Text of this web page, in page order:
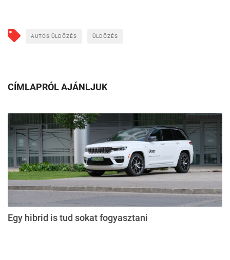
AUTÓS ÜLDÖZÉS ÜLDÖZÉS
CÍMLAPRÓL AJÁNLJUK
Egy hibrid is tud sokat fogyasztani